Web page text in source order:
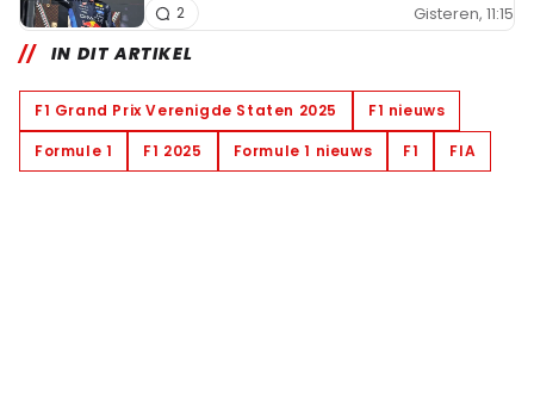
Gisteren, 11:15
2
IN DIT ARTIKEL
F1 Grand Prix Verenigde Staten 2025
F1 nieuws
Formule 1
F1 2025 Formule 1 nieuws F1 FIA